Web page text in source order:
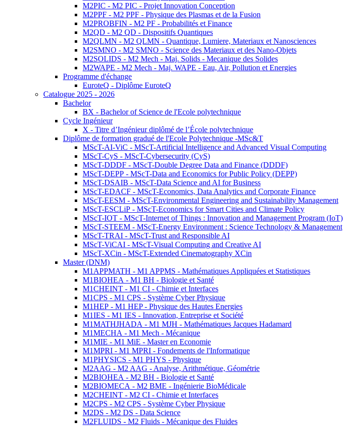
M2PIC - M2 PIC - Projet Innovation Conception
M2PPF - M2 PPF - Physique des Plasmas et de la Fusion
M2PROBFIN - M2 PF - Probabilités et Finance
M2QD - M2 QD - Dispositifs Quantiques
M2QLMN - M2 QLMN - Quantique, Lumiere, Materiaux et Nanosciences
M2SMNO - M2 SMNO - Science des Materiaux et des Nano-Objets
M2SOLIDS - M2 Mech - Maj. Solids - Mecanique des Solides
M2WAPE - M2 Mech - Maj. WAPE - Eau, Air, Pollution et Energies
Programme d'échange
EuroteQ - Diplôme EuroteQ
Catalogue 2025 - 2026
Bachelor
BX - Bachelor of Science de l'Ecole polytechnique
Cycle Ingénieur
X - Titre d’Ingénieur diplômé de l’École polytechnique
Diplôme de formation gradué de l'Ecole Polytechnique -MSc&T
MScT-AI-ViC - MScT-Artificial Intelligence and Advanced Visual Computing
MScT-CyS - MScT-Cybersecurity (CyS)
MScT-DDDF - MScT-Double Degree Data and Finance (DDDF)
MScT-DEPP - MScT-Data and Economics for Public Policy (DEPP)
MScT-DSAIB - MScT-Data Science and AI for Business
MScT-EDACF - MScT-Economics, Data Analytics and Corporate Finance
MScT-EESM - MScT-Environmental Engineering and Sustainability Management
MScT-ESCLiP - MScT-Economics for Smart Cities and Climate Policy
MScT-IOT - MScT-Internet of Things : Innovation and Management Program (IoT)
MScT-STEEM - MScT-Energy Environment : Science Technology & Management
MScT-TRAI - MScT-Trust and Responsible AI
MScT-ViCAI - MScT-Visual Computing and Creative AI
MScT-XCin - MScT-Extended Cinematography XCin
Master (DNM)
M1APPMATH - M1 APPMS - Mathématiques Appliquées et Statistiques
M1BIOHEA - M1 BH - Biologie et Santé
M1CHEINT - M1 CI - Chimie et Interfaces
M1CPS - M1 CPS - Système Cyber Physique
M1HEP - M1 HEP - Physique des Hautes Energies
M1IES - M1 IES - Innovation, Entreprise et Société
M1MATHJHADA - M1 MJH - Mathématiques Jacques Hadamard
M1MECHA - M1 Mech - Mécanique
M1MIE - M1 MiE - Master en Economie
M1MPRI - M1 MPRI - Fondements de l'Informatique
M1PHYSICS - M1 PHYS - Physique
M2AAG - M2 AAG - Analyse, Arithmétique, Géométrie
M2BIOHEA - M2 BH - Biologie et Santé
M2BIOMECA - M2 BME - Ingénierie BioMédicale
M2CHEINT - M2 CI - Chimie et Interfaces
M2CPS - M2 CPS - Système Cyber Physique
M2DS - M2 DS - Data Science
M2FLUIDS - M2 Fluids - Mécanique des Fluides